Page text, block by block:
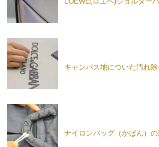
キャンバス地についた汚れ
ナイロンバッグ（かばん）